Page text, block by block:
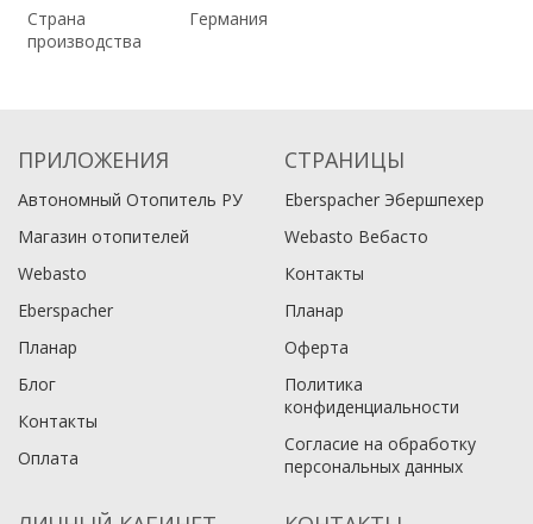
Страна
производства
Германия
ПРИЛОЖЕНИЯ
Автономный Отопитель РУ
Магазин отопителей
Webasto
Eberspacher
Планар
Блог
Контакты
Оплата
СТРАНИЦЫ
Eberspacher Эбершпехер
Webasto Вебасто
Контакты
Планар
Оферта
Политика
конфиденциальности
Согласие на обработку
персональных данных